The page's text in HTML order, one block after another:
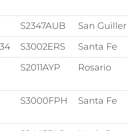
S2347AUB San
S3002ERS Santa Fe
S2011AYP Rosario
S3000FPH Santa Fe